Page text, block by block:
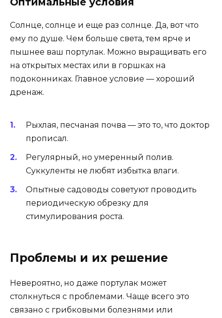
Солнце, солнце и еще раз солнце. Да, вот что
ему по душе. Чем больше света, тем ярче и
пышнее ваш портулак. Можно выращивать его
на открытых местах или в горшках на
подоконниках. Главное условие — хороший
дренаж.
Рыхлая, песчаная почва — это то, что доктор
прописал.
Регулярный, но умеренный полив.
Суккуленты не любят избытка влаги.
Опытные садоводы советуют проводить
периодическую обрезку для
стимулирования роста.
Проблемы и их решение
Невероятно, но даже портулак может
столкнуться с проблемами. Чаще всего это
связано с грибковыми болезнями или